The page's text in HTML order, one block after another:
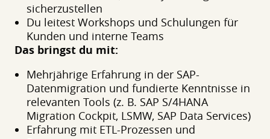
sicherzustellen
Du leitest Workshops und Schulungen für
Kunden und interne Teams
Das bringst du mit:
Mehrjährige Erfahrung in der SAP-
Datenmigration und fundierte Kenntnisse in
relevanten Tools (z. B. SAP S/4HANA
Migration Cockpit, LSMW, SAP Data Services)
Erfahrung mit ETL-Prozessen und